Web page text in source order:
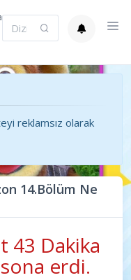
reklamsız olarak
14.Bölüm Ne
43 Dakika
erdi.